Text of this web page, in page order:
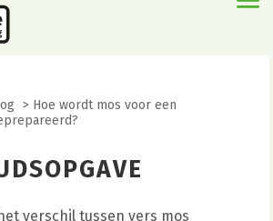
> Hoe wordt mos voor een
verschil tussen vers mos